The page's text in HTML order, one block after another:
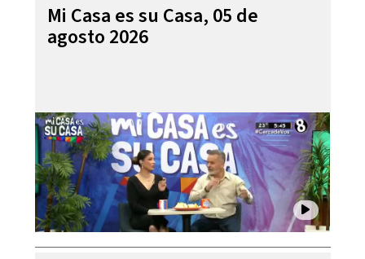
Mi Casa es su Casa, 05 de
agosto 2026